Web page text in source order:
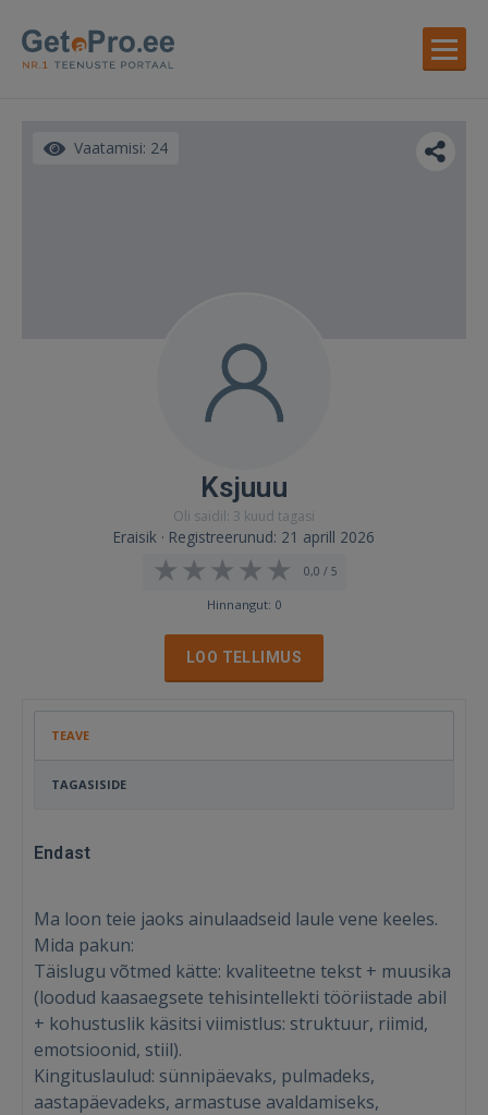
Vaatamisi: 24
Ksjuuu
Oli saidil: 3 kuud tagasi
Eraisik · Registreerunud: 21 aprill 2026
0,0 / 5
Hinnangut: 0
LOO TELLIMUS
TEAVE
TAGASISIDE
Endast
Ma loon teie jaoks ainulaadseid laule vene keeles.
Mida pakun:
Täislugu võtmed kätte: kvaliteetne tekst + muusika
(loodud kaasaegsete tehisintellekti tööriistade abil
+ kohustuslik käsitsi viimistlus: struktuur, riimid,
emotsioonid, stiil).
Kingituslaulud: sünnipäevaks, pulmadeks,
aastapäevadeks, armastuse avaldamiseks,